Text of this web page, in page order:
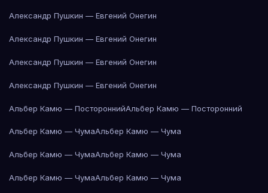
Александр Пушкин — Евгений Онегин
Александр Пушкин — Евгений Онегин
Александр Пушкин — Евгений Онегин
Александр Пушкин — Евгений Онегин
Альбер Камю — ПостороннийАльбер Камю — Посторонний
Альбер Камю — ЧумаАльбер Камю — Чума
Альбер Камю — ЧумаАльбер Камю — Чума
Альбер Камю — ЧумаАльбер Камю — Чума